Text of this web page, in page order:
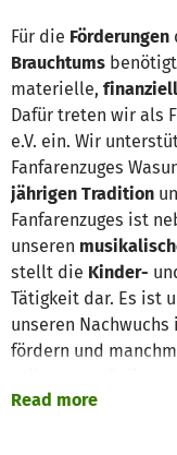
Für die Förderungen
Brauchtums
materielle,
Dafür treten wir als
e.V. ein. Wir
Fanfarenzuges
jährigen Tradition
Fanfarenzuges ist
unseren
stellt die Kinder-
Tätigkeit dar. Es ist
unseren Nachwuchs
fördern und
beizutragen
Read more